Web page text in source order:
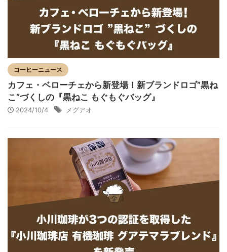
コーヒーニュース
カフェ・ベローチェから新登場！新ブランドロゴ”黒ね
こ”づくしの『黒ねこ もぐもぐバッグ』
2024/10/4 メグアオ